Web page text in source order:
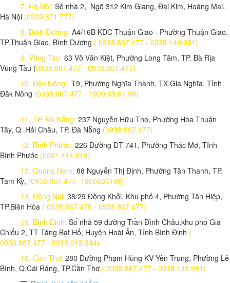
7. Hà Nội: Số nhà 2, Ngõ 312 Kim Giang, Đại Kim, Hoàng Mai,
Hà Nội (0939.871.777)
8. Bình Dương: A4/16B KDC Thuận Giao - Phường Thuận Giao,
TP.Thuận Giao, Bình Dương ( 0938.867.477 - 0938.149.991)
9. Vũng Tàu: 63 Võ Văn Kiệt, Phường Long Tâm, TP. Bà Rịa
Vũng Tàu (0938.867.477 - 0918.867.477)
10. Đăk Nông: T9, Phường Nghĩa Thành, TX.Gia Nghĩa, Tỉnh
Đăk Nông (0938.867.477 - 1900.63.61.99)
11. TP. Đà Nẵng: 237 Nguyễn Hữu Thọ, Phường Hòa Thuận
Tây, Q. Hải Châu, TP. Đà Nẵng (0938.867.477)
12. Bình Phước: 226 Đường ĐT 741, Phường Thác Mơ, Tỉnh
Bình Phước (0981.414.818)
13. Quảng Nam: 88 Nguyễn Thị Định, Phường Tân Thanh, TP.
Tam Kỳ, (0938.867.477 -1900636199)
14. Đồng Nai: 38/29 Đồng Khởi, Khu phố 4, Phường Tân Hiệp,
TP.Biên Hòa ( 0938.867.478 - 0938.867.477)
15. Bình Định: Số nhà 59 đường Trần Đình Châu,khu phố Gia
Chiểu 2, TT Tăng Bạt Hổ, Huyện Hoài Ân, Tỉnh Bình Định (
0938.867.477 - 0916.013.344)
16. Cần Thơ: 280 Đường Phạm Hùng KV Yên Trung, Phường Lê
Bình, Q.Cái Răng, TP.Cần Thơ ( 0938.867.477 - 0938.149.991)